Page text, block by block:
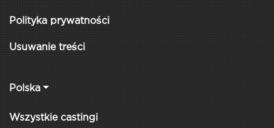
Polityka prywatności
Usuwanie treści
Polska
Wszystkie castingi